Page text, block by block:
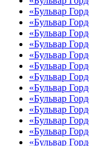
«Бульвар
«Бульвар
«Бульвар
«Бульвар
«Бульвар
«Бульвар
«Бульвар
«Бульвар
«Бульвар
«Бульвар
«Бульвар
«Бульвар
«Бульвар